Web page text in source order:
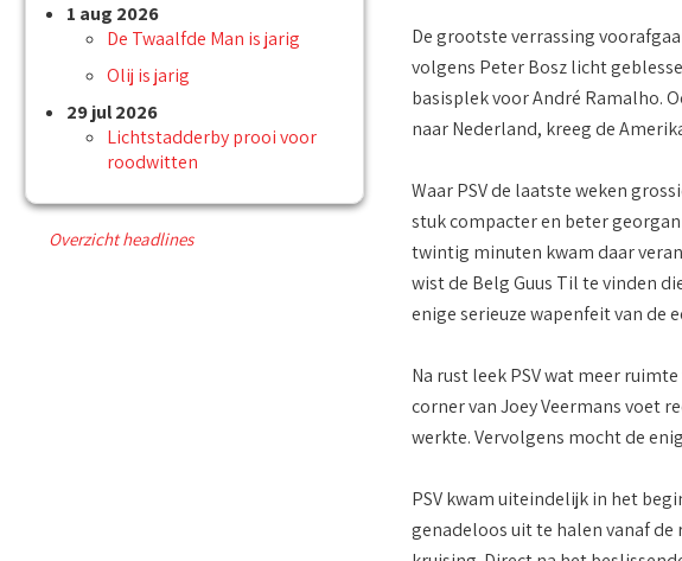
1 aug 2026
De Twaalfde Man is jarig
Olij is jarig
29 jul 2026
Lichtstadderby prooi voor
roodwitten
Overzicht headlines
De grootste verrassing
volgens Peter Bosz licht
basisplek voor André Ramalho.
naar Nederland, kreeg de
Waar PSV de laatste weken
stuk compacter en beter
twintig minuten kwam daar
wist de Belg Guus Til te vinden
enige serieuze wapenfeit van de
Na rust leek PSV wat meer
corner van Joey Veermans voet
werkte. Vervolgens mocht de
PSV kwam uiteindelijk in het
genadeloos uit te halen vanaf